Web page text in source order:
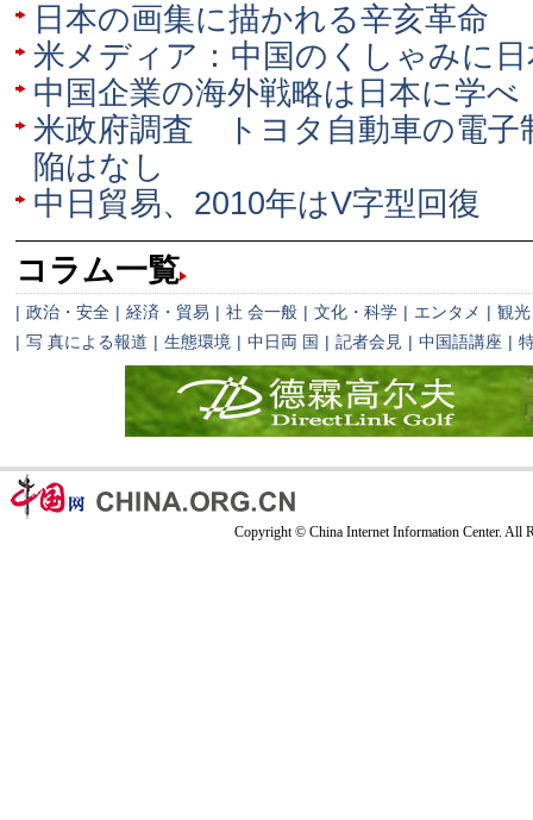
日本の画集に描かれる辛亥革命
米メディア：中国のくしゃみに
中国企業の海外戦略は日本に学べ
米政府調査 トヨタ自動車の電子
陥はなし
中日貿易、2010年はV字型回復
コラム一覧
| 政治・安全 | 経済・貿易 | 社 会一般 | 文化・科学 | エンタメ | 観光
| 写 真による報道 | 生態環境 | 中日両 国 | 記者会見 | 中国語講座 |